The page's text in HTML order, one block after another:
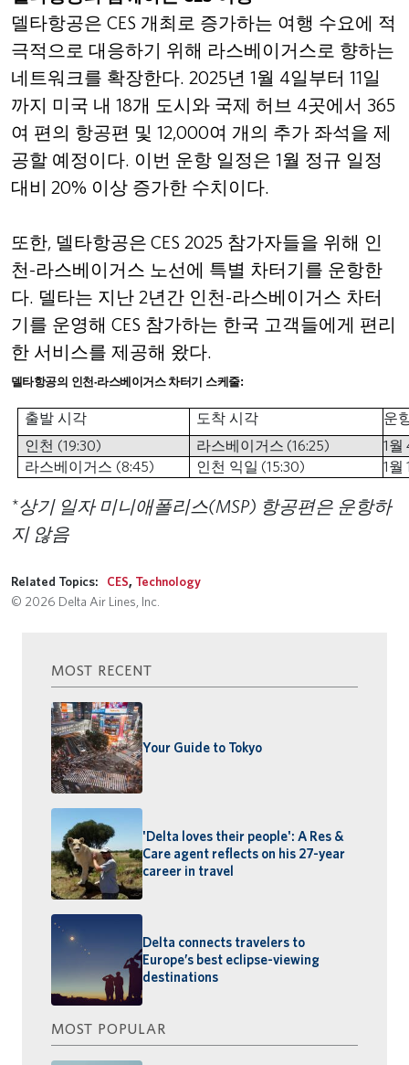
델타항공은 CES 개최로 증가하는 여행 수요에 적
극적으로 대응하기 위해 라스베이거스로 향하는
네트워크를 확장한다. 2025년 1월 4일부터 11일
까지 미국 내 18개 도시와 국제 허브 4곳에서 365
여 편의 항공편 및 12,000여 개의 추가 좌석을 제
공할 예정이다. 이번 운항 일정은 1월 정규 일정
대비 20% 이상 증가한 수치이다.
또한, 델타항공은 CES 2025 참가자들을 위해 인
천-라스베이거스 노선에 특별 차터기를 운항한
다. 델타는 지난 2년간 인천-라스베이거스 차터
기를 운영해 CES 참가하는 한국 고객들에게 편리
한 서비스를 제공해 왔다.
델타항공의 인천-라스베이거스 차터기 스케줄:
출발 시각 도착 시각
운
인천 (19:30) 라스베이거스 (16:25) 1월
라스베이거스 (8:45) 인천 익일 (15:30) 1월
*상기 일자 미니애폴리스(MSP) 항공편은 운항하
지 않음
Related Topics: CES, Technology
© 2026 Delta Air Lines, Inc.
MOST RECENT
Your Guide to Tokyo
'Delta loves their people': A Res &
Care agent reflects on his 27-year
career in travel
Delta connects travelers to
Europe’s best eclipse-viewing
destinations
MOST POPULAR